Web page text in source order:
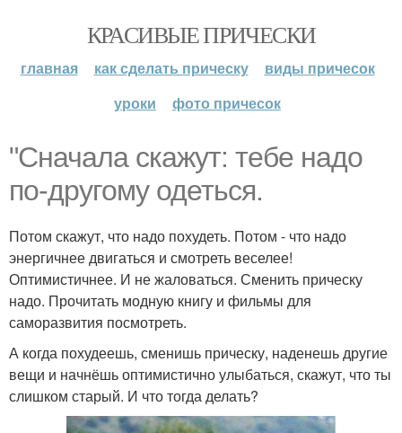
КРАСИВЫЕ ПРИЧЕСКИ
главная как сделать прическу
виды причесок
уроки
фото причесок
"Сначала скажут: тебе надо
по-другому одеться.
Потом скажут, что надо похудеть. Потом - что надо
энергичнее двигаться и смотреть веселее!
Оптимистичнее. И не жаловаться. Сменить прическу
надо. Прочитать модную книгу и фильмы для
саморазвития посмотреть.
А когда похудеешь, сменишь прическу, наденешь другие
вещи и начнёшь оптимистично улыбаться, скажут, что ты
слишком старый. И что тогда делать?